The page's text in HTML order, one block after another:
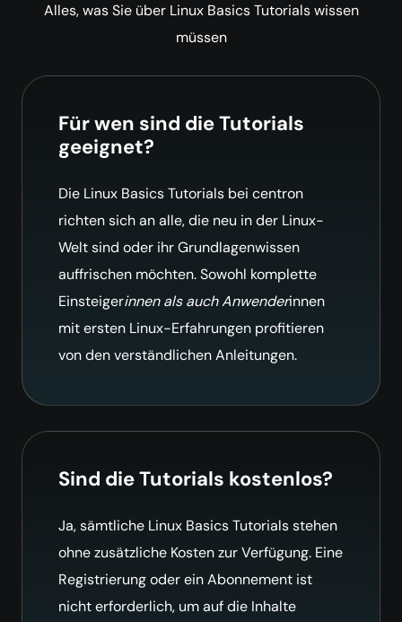
Alles, was Sie über Linux Basics Tutorials wissen
müssen
Für wen sind die Tutorials
geeignet?
Die Linux Basics Tutorials bei centron
richten sich an alle, die neu in der Linux-
Welt sind oder ihr Grundlagenwissen
auffrischen möchten. Sowohl komplette
Einsteigerinnen als auch Anwenderinnen
mit ersten Linux-Erfahrungen profitieren
von den verständlichen Anleitungen.
Sind die Tutorials kostenlos?
Ja, sämtliche Linux Basics Tutorials stehen
ohne zusätzliche Kosten zur Verfügung. Eine
Registrierung oder ein Abonnement ist
nicht erforderlich, um auf die Inhalte